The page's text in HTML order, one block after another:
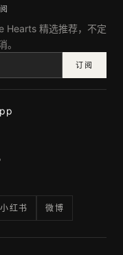
Hearts 精选推荐，不定
。
订阅
小红书 微博